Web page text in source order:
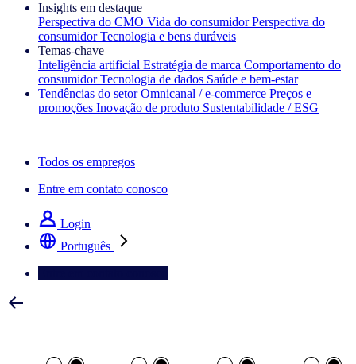
Insights em destaque
Perspectiva do CMO Vida do consumidor Perspectiva do
consumidor Tecnologia e bens duráveis
Temas‑chave
Inteligência artificial Estratégia de marca Comportamento do
consumidor Tecnologia de dados Saúde e bem‑estar
Tendências do setor Omnicanal / e‑commerce Preços e
promoções Inovação de produto Sustentabilidade / ESG
Todos os empregos
Entre em contato conosco
Login
Português